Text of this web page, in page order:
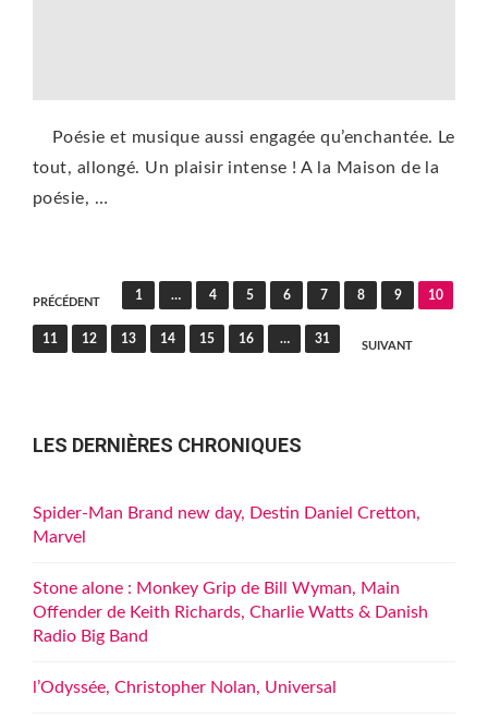
Poésie et musique aussi engagée qu’enchantée. Le
tout, allongé. Un plaisir intense ! A la Maison de la
poésie, …
Pagination
des
publications
PRÉCÉDENT
1 … 4 5 6 7 8 9 10
11 12 13 14 15 16 … 31
SUIVANT
LES DERNIÈRES CHRONIQUES
Spider-Man Brand new day, Destin Daniel Cretton,
Marvel
Stone alone : Monkey Grip de Bill Wyman, Main
Offender de Keith Richards, Charlie Watts & Danish
Radio Big Band
l’Odyssée, Christopher Nolan, Universal